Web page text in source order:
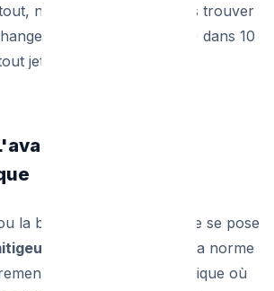
nous pourrons toujours trouver
(comme la cartouche) dans 10
jeter.
absolu du
la baignoire, la question ne se pose
thermostatique
est la norme
à un mélangeur classique où